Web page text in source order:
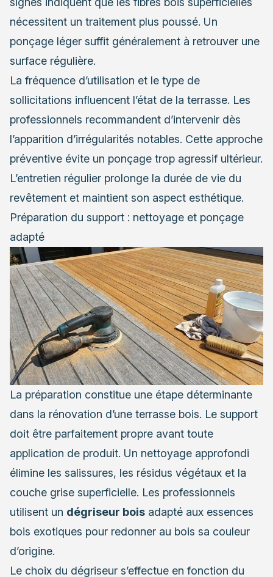
nécessitent un traitement plus poussé. Un
ponçage léger suffit généralement à retrouver une
surface régulière.
La fréquence d’utilisation et le type de
sollicitations influencent l’état de la terrasse. Les
professionnels recommandent d’intervenir dès
l’apparition d’irrégularités notables. Cette approche
préventive évite un ponçage trop agressif ultérieur.
L’entretien régulier prolonge la durée de vie du
revêtement et maintient son aspect esthétique.
Préparation du support : nettoyage et ponçage
adapté
La préparation constitue une étape déterminante
dans la rénovation d’une terrasse bois. Le support
doit être parfaitement propre avant toute
application de produit. Un nettoyage approfondi
élimine les salissures, les résidus végétaux et la
couche grise superficielle. Les professionnels
utilisent un dégriseur bois adapté aux essences
bois exotiques pour redonner au bois sa couleur
d’origine.
Le choix du dégriseur s’effectue en fonction du